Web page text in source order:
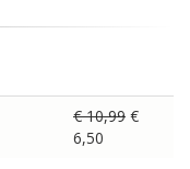
€ 10,99 €
6,50